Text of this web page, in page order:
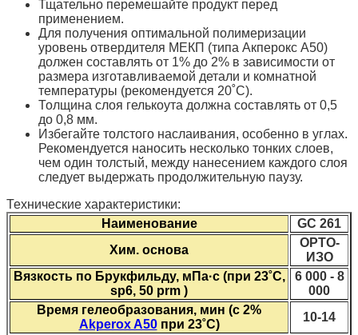
Тщательно перемешайте продукт перед
применением.
Для получения оптимальной полимеризации
уровень отвердителя МЕКП (типа Акперокс А50)
должен составлять от 1% до 2% в зависимости от
размера изготавливаемой детали и комнатной
температуры (рекомендуется 20˚C).
Толщина слоя гелькоута должна составлять от 0,5
до 0,8 мм.
Избегайте толстого наслаивания, особенно в углах.
Рекомендуется наносить несколько тонких слоев,
чем один толстый, между нанесением каждого слоя
следует выдержать продолжительную паузу.
Технические характеристики:
Наименование
GС 261
Хим. основа
ОРТО-
ИЗО
Вязкость по Брукфильду, мПа·с (при 23˚С,
sp6, 50 prm )
6 000 - 8
000
Время гелеобразования, мин (с 2%
Akperox A50при 23˚С)
10-14